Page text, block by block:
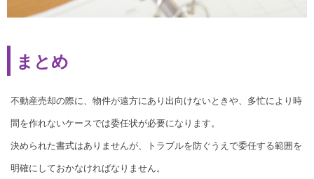
まとめ
不動産売却の際に、物件が遠方にあり出向けないときや、多忙により時
間を作れないケースでは委任状が必要になります。
決められた書式はありませんが、トラブルを防ぐうえで委任する範囲を
明確にしておかなければなりません。